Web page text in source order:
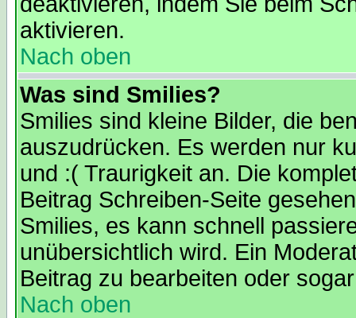
aktivieren.
Nach oben
Was sind Smilies?
Smilies sind kleine Bilder, die
auszudrücken. Es werden nur
und :( Traurigkeit an. Die
Beitrag Schreiben-Seite
Smilies, es kann schnell
unübersichtlich wird. Ein
Beitrag zu bearbeiten oder
Nach oben